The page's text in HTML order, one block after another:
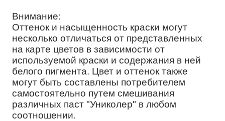
Внимание:
Оттенок и насыщенность краски могут
несколько отличаться от представленных
на карте цветов в зависимости от
используемой краски и содержания в ней
белого пигмента. Цвет и оттенок также
могут быть составлены потребителем
самостоятельно путем смешивания
различных паст "Униколер" в любом
соотношении.